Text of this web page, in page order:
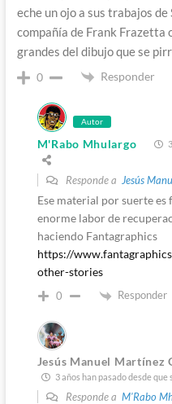
eche un ojo a sus trabajos de
compañía de Frank Frazetta
grandes del dibujo que se
0 Responder
Autor
M'Rabo Mhulargo
Responde a Jesús
Ese material por suerte
enorme labor de
haciendo Fantagraphics
https://
other-stories
0 Responder
Jesús Manuel Martínez
3 años han pasado desde que
Responde a M'Rabo